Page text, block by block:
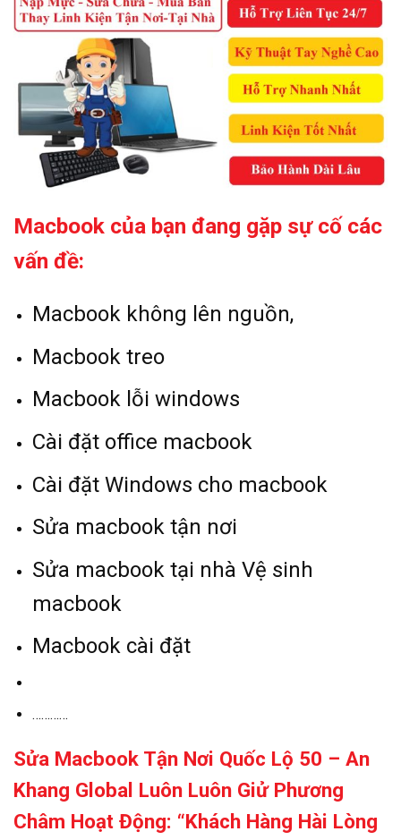
Macbook của bạn đang gặp sự cố các
vấn đề:
Macbook không lên nguồn,
Macbook treo
Macbook lỗi windows
Cài đặt office macbook
Cài đặt Windows cho macbook
Sửa macbook tận nơi
Sửa macbook tại nhà Vệ sinh
macbook
Macbook cài đặt
…………
Sửa Macbook Tận Nơi Quốc Lộ 50 – An
Khang Global Luôn Luôn Giử Phương
Châm Hoạt Động: “Khách Hàng Hài Lòng